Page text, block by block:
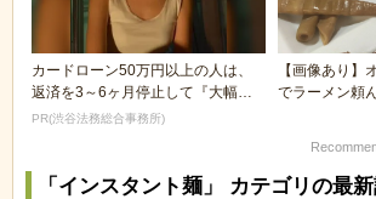
カードローン50万円以上の人は、
返済を3～6ヶ月停止して『大幅に
減額してから返済...
PR(渋谷法務総合事務所)
【画像あり】
でラーメン頼
「インスタント麺」 カテゴリの最